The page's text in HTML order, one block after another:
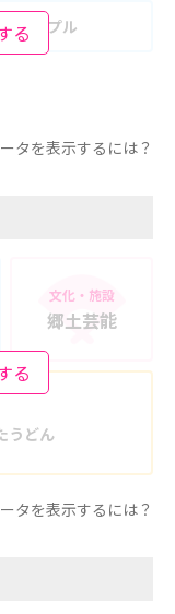
る
カップル
タを表示するには？
る
文化・施設
郷土芸能
うどん
タを表示するには？